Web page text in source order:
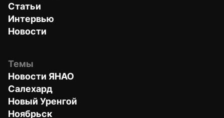
Статьи
Интервью
Новости
Темы
Новости ЯНАО
Салехард
Новый Уренгой
Ноябрьск